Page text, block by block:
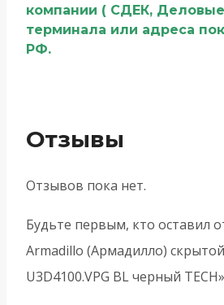
компании ( СДЕК,
терминала или адреса
РФ.
Отзывы
Отзывов пока нет.
Будьте первым, кто оставил
Armadillo (Армадилло)
U3D4100.VPG BL черный TECH»